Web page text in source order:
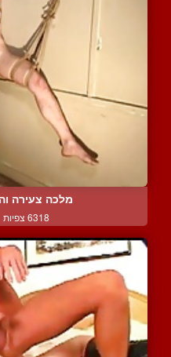
מלכה צעירה
6318 צפיות